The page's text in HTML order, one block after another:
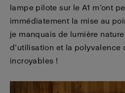
lampe pilote sur le A1 m’ont
immédiatement la mise au
je manquais de lumière
d’utilisation et la polyvalence
incroyables !